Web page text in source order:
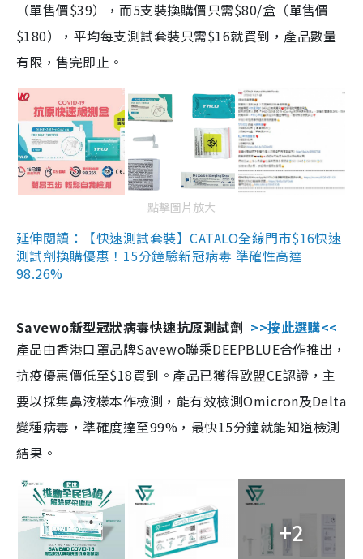
（單售價$39），而5支裝換購價只需$80/盒（單售價
$180），平均每支測試套裝只需$16就買到，產品數量
有限，售完即止。
點擊圖片放大
延伸閱讀：【快速測試套裝】CATALO全線門市$16快速
測試劑換購優惠！15分鐘驗新冠病毒 準確性高達
98.26%
Savewo新型冠狀病毒快速抗原測試劑 >>按此選購<<
產品由香港口罩品牌Savewo聯乘DEEPBLUE合作推出，
抗疫優惠價低至$18買到。產品已獲得歐盟CE認證，主
要以採集鼻液樣本作檢測，能有效檢測Omicron及Delta
變種病毒，準確度達至99%，最快15分鐘就能知道檢測
結果。
+2